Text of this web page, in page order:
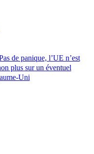
de panique, l’UE n’est
plus sur un éventuel
Uni